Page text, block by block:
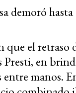
demoró
el retraso
en
entre manos.